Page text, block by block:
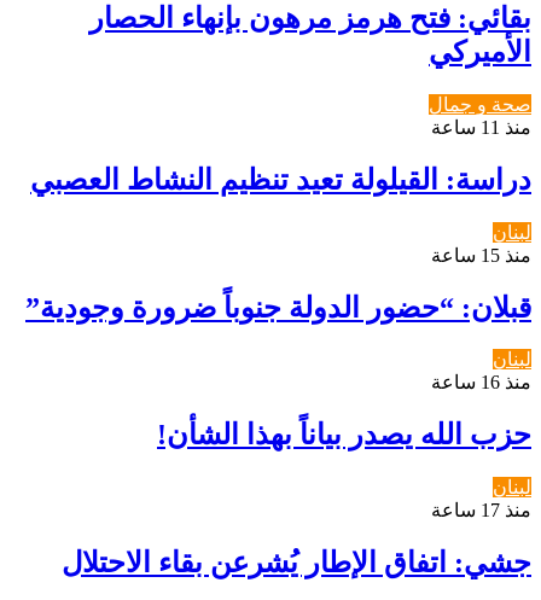
بقائي: فتح هرمز مرهون بإنهاء الحصار
الأميركي
صحة و جمال
منذ 11 ساعة
دراسة: القيلولة تعيد تنظيم النشاط العصبي
لبنان
منذ 15 ساعة
قبلان: “حضور الدولة جنوباً ضرورة وجودية”
لبنان
منذ 16 ساعة
حزب الله يصدر بياناً بهذا الشأن!
لبنان
منذ 17 ساعة
جشي: اتفاق الإطار يُشرعن بقاء الاحتلال